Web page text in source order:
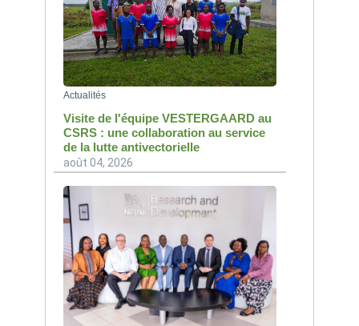
Actualités
Visite de l'équipe VESTERGAARD au
CSRS : une collaboration au service
de la lutte antivectorielle
août 04, 2026